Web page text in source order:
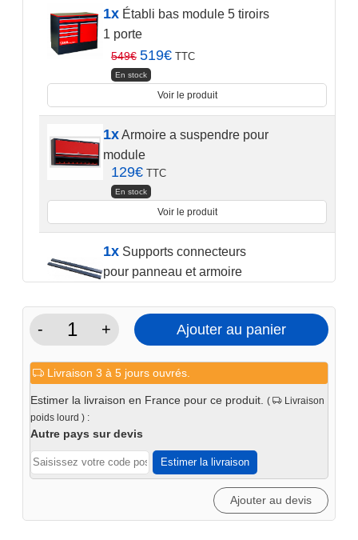
1xÉtabli bas module 5 tiroirs
1 porte
549€ Le
prix
initial
était :
549€.
519€Le
prix
est :
519€.
TTC
En stock
Voir le produit
1xArmoire a suspendre pour
module
129€ TTC
En stock
Voir le produit
1xSupports connecteurs
pour panneau et armoire
29€ TTC
En stock
Voir le produit
1xPanneau perforé 110 x 45
cm
Voir le produit
-
quantité
Module
5
tiroirs
1
porte
+ Ajouter au panier
Livraison 3 à 5 jours ouvrés.
Estimer la livraison en France pour ce produit. (
Livraison
poids lourd ) :
Autre pays sur devis
Estimer la livraison
Ajouter au devis